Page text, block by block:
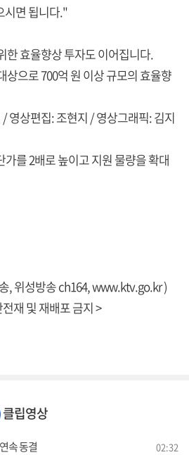
시면 됩니다."
한 효율향상 투자도 이어집니다.
상으로 700억 원 이상 규모의 효율향
영상편집: 조현지 / 영상그래픽: 김지
를 2배로 높이고 지원 물량을 확대
, 위성방송 ch164,www.ktv.go.kr)
재 및 재배포 금지 >
클립영상
속 동결 02:32